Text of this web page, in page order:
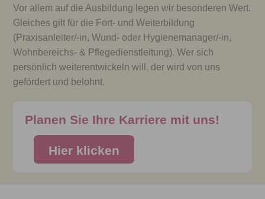
Vor allem auf die Ausbildung legen wir besonderen Wert.
Gleiches gilt für die Fort- und Weiterbildung
(Praxisanleiter/-in, Wund- oder Hygienemanager/-in,
Wohnbereichs- & Pflegedienstleitung). Wer sich
persönlich weiterentwickeln will, der wird von uns
gefördert und belohnt.
Planen Sie Ihre Karriere mit uns!
Hier klicken